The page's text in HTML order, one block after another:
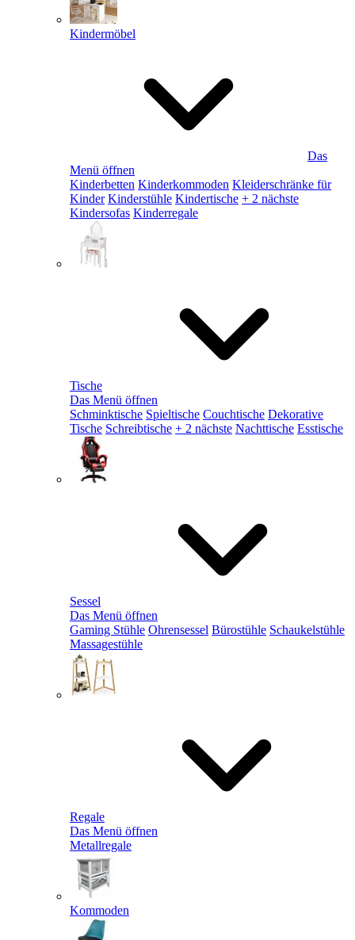
Kindermöbel
Das
Menü öffnen
Kinderbetten Kinderkommoden Kleiderschränke für
Kinder Kinderstühle Kindertische + 2 nächste
Kindersofas Kinderregale
Tische
Das Menü öffnen
Schminktische Spieltische Couchtische Dekorative
Tische Schreibtische + 2 nächste Nachttische Esstische
Sessel
Das Menü öffnen
Gaming Stühle Ohrensessel Bürostühle Schaukelstühle
Massagestühle
Regale
Das Menü öffnen
Metallregale
Kommoden